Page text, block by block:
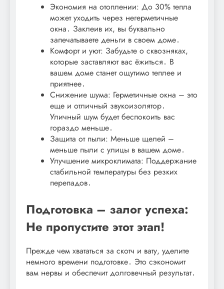
Экономия на отоплении: До 30% тепла
может уходить через негерметичные
окна․ Заклеив их, вы буквально
запечатываете деньги в своем доме․
Комфорт и уют: Забудьте о сквозняках,
которые заставляют вас ёжиться․ В
вашем доме станет ощутимо теплее и
приятнее․
Снижение шума: Герметичные окна – это
еще и отличный звукоизолятор․
Уличный шум будет беспокоить вас
гораздо меньше․
Защита от пыли: Меньше щелей –
меньше пыли с улицы в вашем доме․
Улучшение микроклимата: Поддержание
стабильной температуры без резких
перепадов․
Подготовка – залог успеха:
Не пропустите этот этап!
Прежде чем хвататься за скотч и вату, уделите
немного времени подготовке․ Это сэкономит
вам нервы и обеспечит долговечный результат․